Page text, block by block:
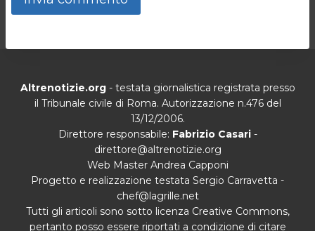
Altrenotizie.org- testata giornalistica registrata presso
il Tribunale civile di Roma. Autorizzazione n.476 del
13/12/2006.
Direttore responsabile: Fabrizio Casari-
direttore@altrenotizie.org
Web Master Andrea Capponi
Progetto e realizzazione testata Sergio Carravetta -
chef@lagrille.net
Tutti gli articoli sono sotto licenza Creative Commons,
pertanto posso essere riportati a condizione di citare